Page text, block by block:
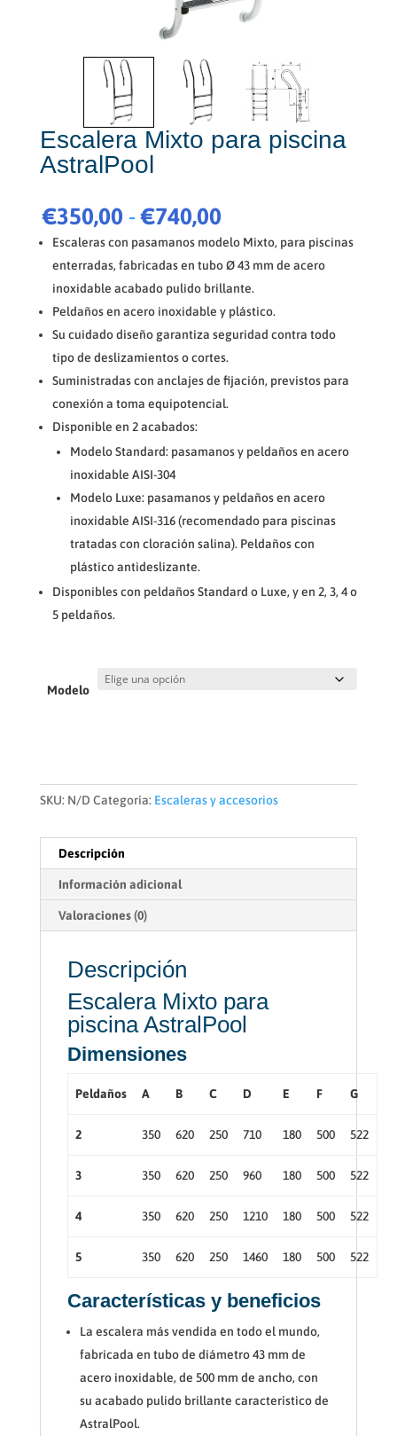
Escalera Mixto para piscina
AstralPool
€350,00 - €740,00
de
precios:
desde
€350,00
hasta
€740,00
Escaleras con pasamanos modelo Mixto, para piscinas
enterradas, fabricadas en tubo Ø 43 mm de acero
inoxidable acabado pulido brillante.
Peldaños en acero inoxidable y plástico.
Su cuidado diseño garantiza seguridad contra todo
tipo de deslizamientos o cortes.
Suministradas con anclajes de fijación, previstos para
conexión a toma equipotencial.
Disponible en 2 acabados:
Modelo Standard: pasamanos y peldaños en acero
inoxidable AISI-304
Modelo Luxe: pasamanos y peldaños en acero
inoxidable AISI-316 (recomendado para piscinas
tratadas con cloración salina). Peldaños con
plástico antideslizante.
Disponibles con peldaños Standard o Luxe, y en 2, 3, 4 o
5 peldaños.
Modelo
SKU: N/D Categoría: Escaleras y accesorios
Descripción
Información adicional
Valoraciones (0)
Descripción
Escalera Mixto para
piscina AstralPool
Dimensiones
Peldaños A B C D E F G
2 350 620 250 710 180 500 522
3 350 620 250 960 180 500 522
4 350 620 250 1210 180 500 522
5 350 620 250 1460 180 500 522
Características y beneficios
La escalera más vendida en todo el mundo,
fabricada en tubo de diámetro 43 mm de
acero inoxidable, de 500 mm de ancho, con
su acabado pulido brillante característico de
AstralPool.